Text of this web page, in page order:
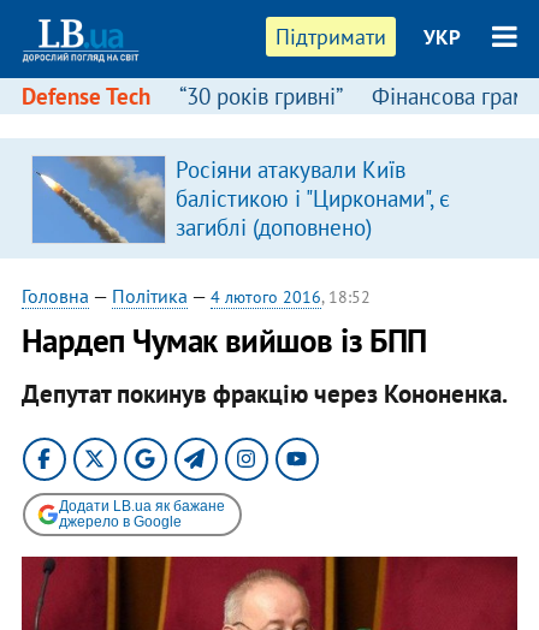
Підтримати УКР
Defense Tech “30 років гривні” Фінансова
Росіяни атакували Київ
балістикою і "Цирконами", є
загиблі (доповнено)
Головна — Політика — 4 лютого 2016, 18:52
Нардеп Чумак вийшов із БПП
Депутат покинув фракцію через Кононенка.
Додати LB.ua як бажане
джерело в Google